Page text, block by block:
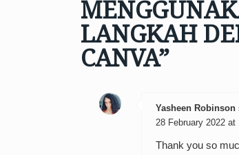
LANGKAH
CANVA”
Yasheen Robinson
28 February 2022 at
Thank you so